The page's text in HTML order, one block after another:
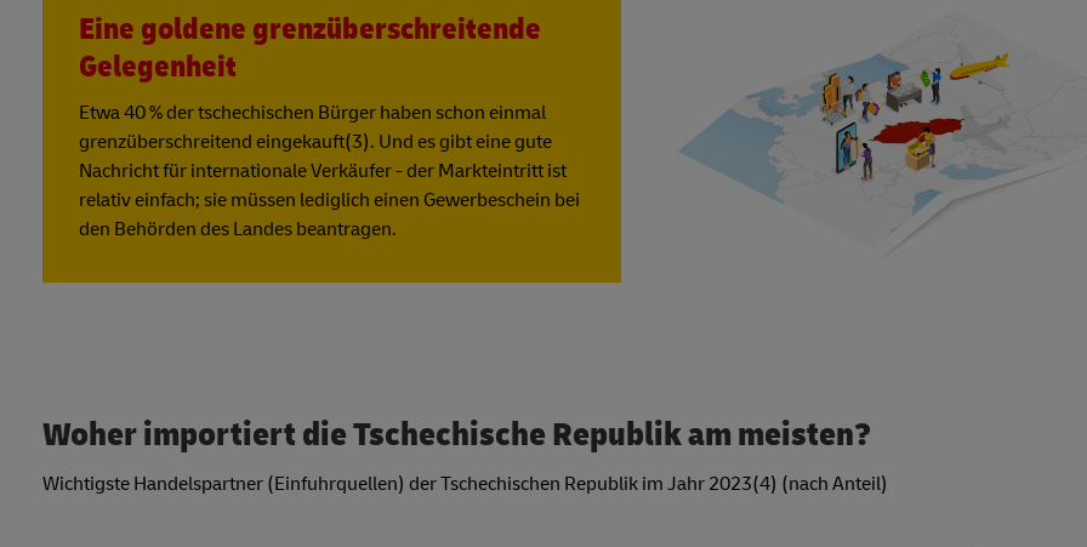
Eine goldene grenzüberschreitende
Gelegenheit
Etwa 40 % der tschechischen Bürger haben schon einmal
grenzüberschreitend eingekauft(3). Und es gibt eine gute
Nachricht für internationale Verkäufer - der Markteintritt ist
relativ einfach; sie müssen lediglich einen Gewerbeschein bei
den Behörden des Landes beantragen.
Woher importiert die Tschechische Republik am meisten?
Wichtigste Handelspartner (Einfuhrquellen) der Tschechischen Republik im Jahr 2023(4) (nach Anteil)